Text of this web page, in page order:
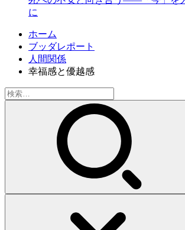
に
ホーム
ブッダレポート
人間関係
幸福感と優越感
検
索: